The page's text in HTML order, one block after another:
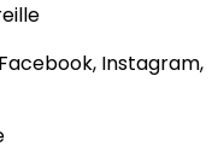
Instagram,